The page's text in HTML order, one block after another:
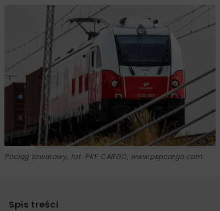
Pociąg towarowy, fot. PKP CARGO, www.pkpcargo.com
Spis treści